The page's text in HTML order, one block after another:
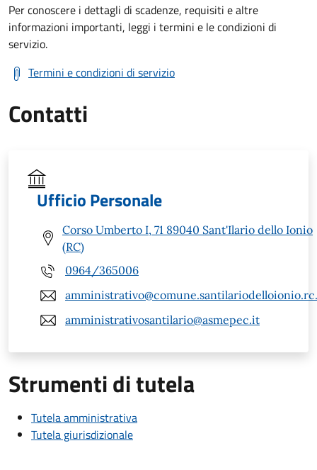
Per conoscere i dettagli di scadenze, requisiti e altre
informazioni importanti, leggi i termini e le condizioni di
servizio.
Termini e condizioni di servizio
Contatti
Ufficio Personale
Corso Umberto I, 71 89040 Sant'Ilario dello Ionio
(RC)
0964/365006
amministrativosantilario@asmepec.it
Strumenti di tutela
Tutela amministrativa
Tutela giurisdizionale